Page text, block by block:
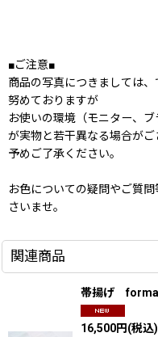
■ご注意■
商品の写真につきましては
努めておりますが
お使いの環境（モニター、
が実物と若干異なる場合がご
予めご了承ください。
お色についての疑問やご質
さいませ。
関連商品
帯揚げ
16,500円(税込)